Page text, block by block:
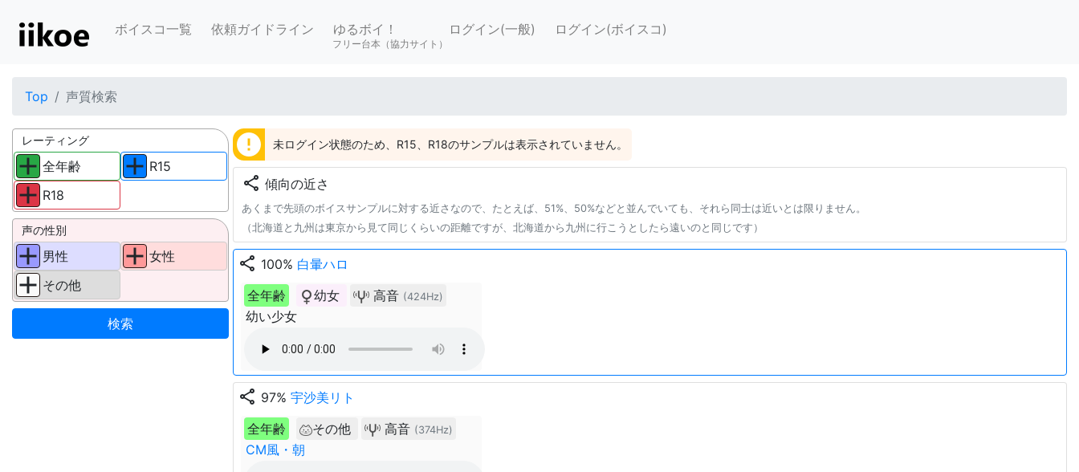
ボイスコ一覧 依頼ガイドライン ゆるボイ！
フリー台本（協力サイト）
ログイン(一般) ログイン(ボイスコ)
Top 声質検索
レーティング
全年齢
R18
R15
声の性別
男性
その他
女性
error 未ログイン状態のため、R15、R18のサンプルは表示されていません。
share 傾向の近さ
あくまで先頭のボイスサンプルに対する近さなので、たとえば、51%、50%などと並んでいても、それら同士は近いとは限りません。
（北海道と九州は東京から見て同じくらいの距離ですが、北海道から九州に行こうとしたら遠いのと同じです）
share 100% 白暈ハロ
全年齢
幼女 高音 (424Hz)
幼い少女
share 97% 宇沙美リト
全年齢
その他 高音 (374Hz)
CM風・朝